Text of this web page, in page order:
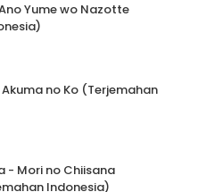
Yume wo Nazotte
no Ko (Terjemahan
- Mori no Chiisana
Indonesia)